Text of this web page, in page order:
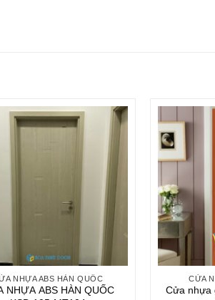
NHỰA ABS HÀN QUỐC
NHỰA ABS HÀN QUỐC
CỬA
Cửa nhựa